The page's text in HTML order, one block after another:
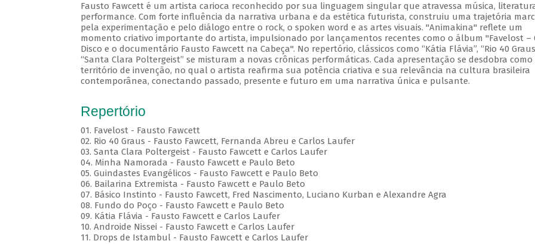
Fausto Fawcett é um artista carioca reconhecido por sua linguagem singular que atravessa música,
performance. Com forte influência da narrativa urbana e da estética futurista, construiu uma trajetória
pela experimentação e pelo diálogo entre o rock, o spoken word e as artes visuais. "Animakina" reflete um
momento criativo importante do artista, impulsionado por lançamentos recentes como o álbum "Favelost –
Disco e o documentário Fausto Fawcett na Cabeça". No repertório, clássicos como “Kátia Flávia”, “Rio 40
“Santa Clara Poltergeist” se misturam a novas crônicas performáticas. Cada apresentação se desdobra como
território de invenção, no qual o artista reafirma sua potência criativa e sua relevância na cultura brasileira
contemporânea, conectando passado, presente e futuro em uma narrativa única e pulsante.
Repertório
01. Favelost - Fausto Fawcett
02. Rio 40 Graus - Fausto Fawcett, Fernanda Abreu e Carlos Laufer
03. Santa Clara Poltergeist - Fausto Fawcett e Carlos Laufer
04. Minha Namorada - Fausto Fawcett e Paulo Beto
05. Guindastes Evangélicos - Fausto Fawcett e Paulo Beto
06. Bailarina Extremista - Fausto Fawcett e Paulo Beto
07. Básico Instinto - Fausto Fawcett, Fred Nascimento, Luciano Kurban e Alexandre Agra
08. Fundo do Poço - Fausto Fawcett e Paulo Beto
09. Kátia Flávia - Fausto Fawcett e Carlos Laufer
10. Androide Nissei - Fausto Fawcett e Carlos Laufer
11. Drops de Istambul - Fausto Fawcett e Carlos Laufer